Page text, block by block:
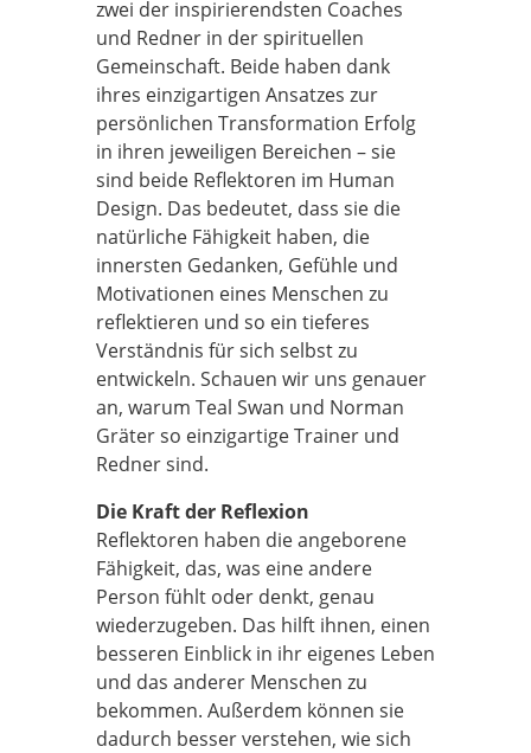
zwei der inspirierendsten Coaches
und Redner in der spirituellen
Gemeinschaft. Beide haben dank
ihres einzigartigen Ansatzes zur
persönlichen Transformation Erfolg
in ihren jeweiligen Bereichen – sie
sind beide Reflektoren im Human
Design. Das bedeutet, dass sie die
natürliche Fähigkeit haben, die
innersten Gedanken, Gefühle und
Motivationen eines Menschen zu
reflektieren und so ein tieferes
Verständnis für sich selbst zu
entwickeln. Schauen wir uns genauer
an, warum Teal Swan und Norman
Gräter so einzigartige Trainer und
Redner sind.
Die Kraft der Reflexion
Reflektoren haben die angeborene
Fähigkeit, das, was eine andere
Person fühlt oder denkt, genau
wiederzugeben. Das hilft ihnen, einen
besseren Einblick in ihr eigenes Leben
und das anderer Menschen zu
bekommen. Außerdem können sie
dadurch besser verstehen, wie sich